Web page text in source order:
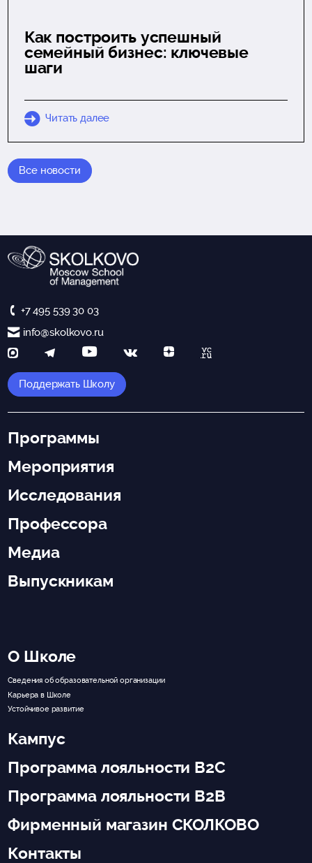
Как построить успешный
семейный бизнес: ключевые
шаги
Читать далее
Все новости
+7 495 539 30 03
info@skolkovo.ru
Поддержать Школу
Программы
Мероприятия
Исследования
Профессора
Медиа
Выпускникам
О Школе
Сведения об образовательной организации
Карьера в Школе
Устойчивое развитие
Кампус
Программа лояльности B2C
Программа лояльности B2B
Фирменный магазин СКОЛКОВО
Контакты